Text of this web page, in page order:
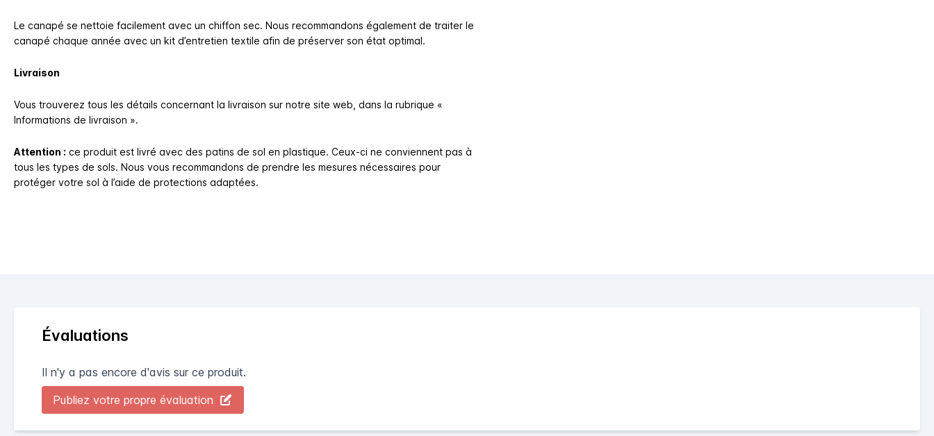
Le canapé se nettoie facilement avec un chiffon sec. Nous recommandons également de traiter le
canapé chaque année avec un kit d’entretien textile afin de préserver son état optimal.
Livraison
Vous trouverez tous les détails concernant la livraison sur notre site web, dans la rubrique «
Informations de livraison ».
Attention : ce produit est livré avec des patins de sol en plastique. Ceux-ci ne conviennent pas à
tous les types de sols. Nous vous recommandons de prendre les mesures nécessaires pour
protéger votre sol à l’aide de protections adaptées.
Évaluations
Il n'y a pas encore d'avis sur ce produit.
Publiez votre propre évaluation